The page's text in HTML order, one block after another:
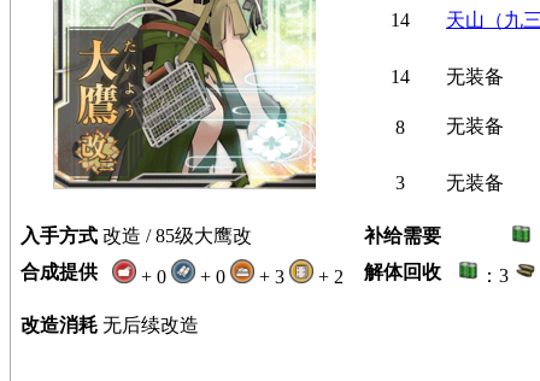
14 天山（九
14 无装备
8 无装备
3 无装备
入手方式 改造 / 85级大鹰改 补给需要
合成提供
+ 0 + 0 + 3 + 2 解体回收 ：3
改造消耗 无后续改造